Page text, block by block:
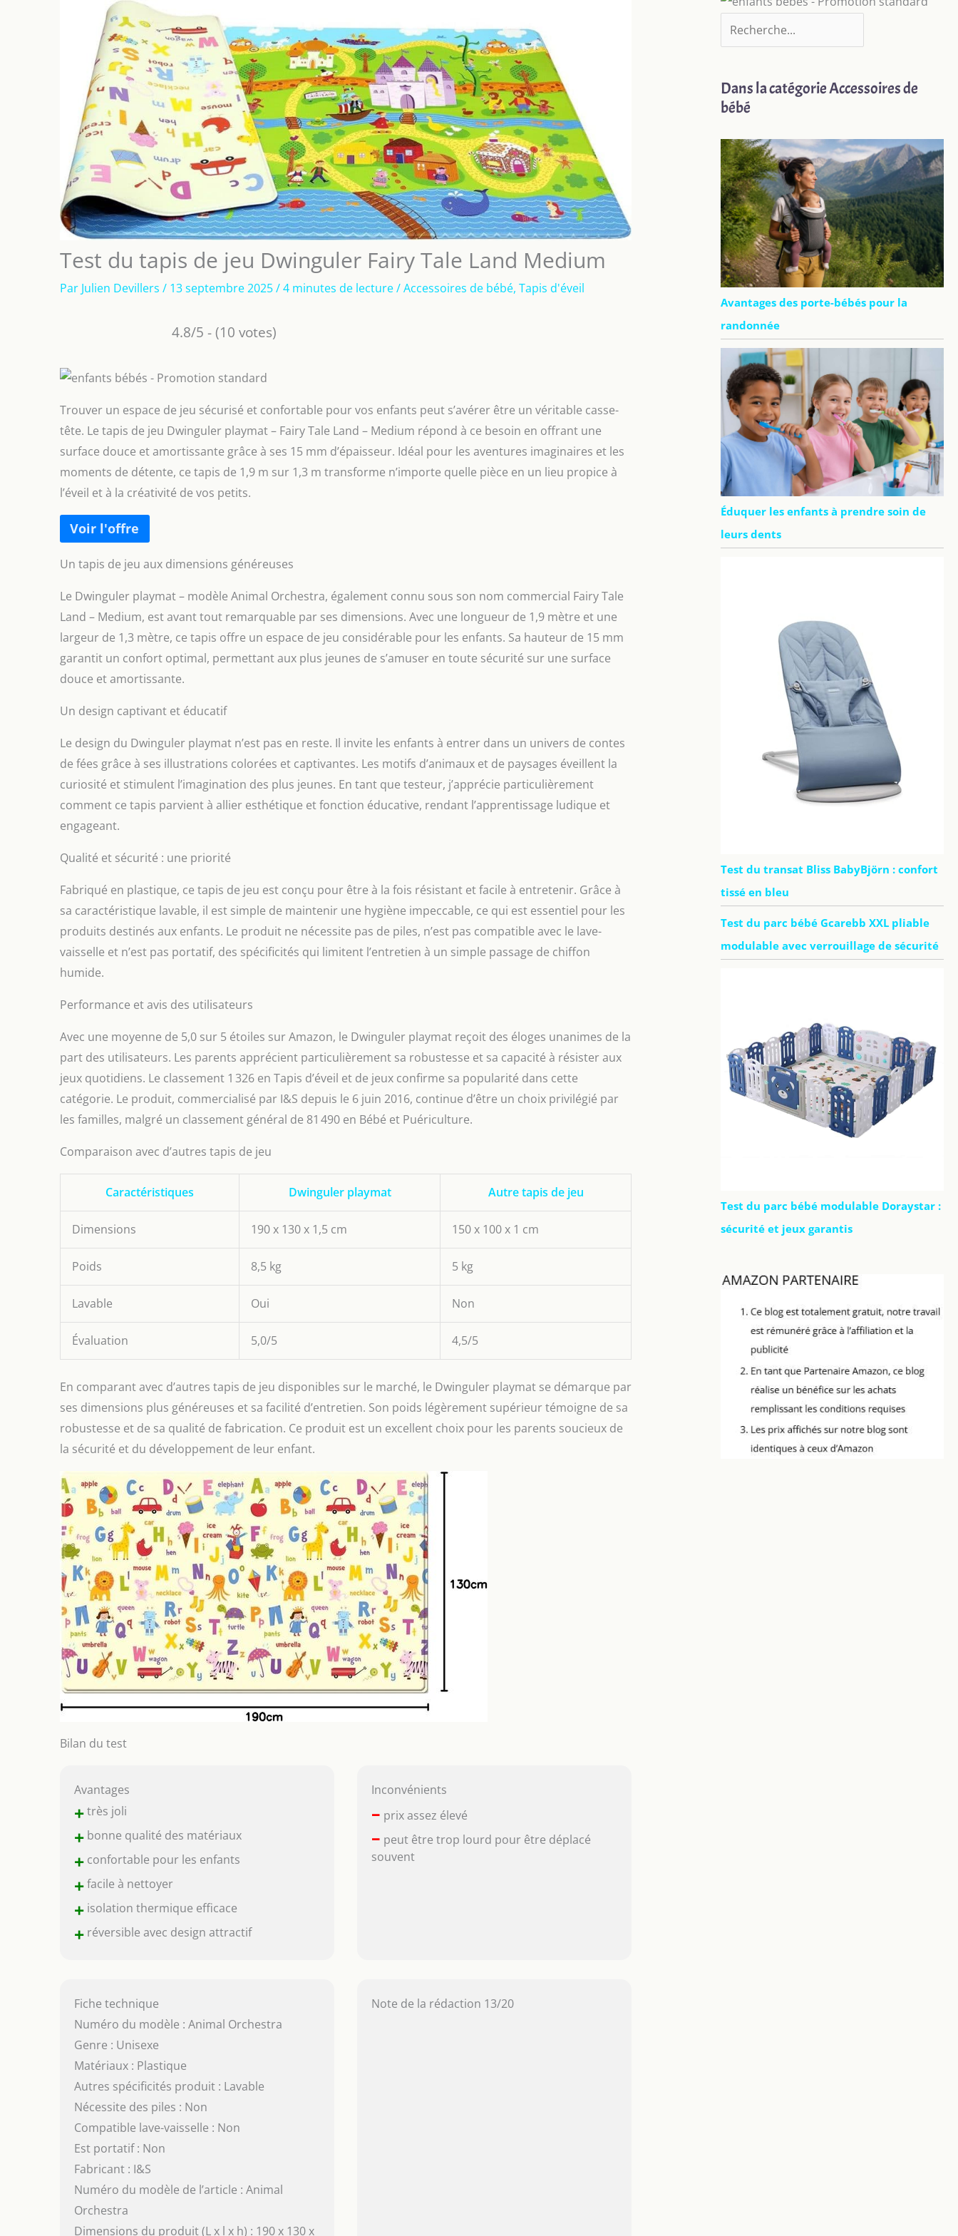
Test du tapis de jeu Dwinguler Fairy Tale Land Medium
Par Julien Devillers / 13 septembre 2025/4 minutes de lecture/Accessoires de bébé, Tapis d'éveil
4.8/5 - (10 votes)
Trouver un espace de jeu sécurisé et confortable pour vos enfants peut s’avérer être un véritable casse-
tête. Le tapis de jeu Dwinguler playmat – Fairy Tale Land – Medium répond à ce besoin en offrant une
surface douce et amortissante grâce à ses 15 mm d’épaisseur. Idéal pour les aventures imaginaires et les
moments de détente, ce tapis de 1,9 m sur 1,3 m transforme n’importe quelle pièce en un lieu propice à
l’éveil et à la créativité de vos petits.
Un tapis de jeu aux dimensions généreuses
Le Dwinguler playmat – modèle Animal Orchestra, également connu sous son nom commercial Fairy Tale
Land – Medium, est avant tout remarquable par ses dimensions. Avec une longueur de 1,9 mètre et une
largeur de 1,3 mètre, ce tapis offre un espace de jeu considérable pour les enfants. Sa hauteur de 15 mm
garantit un confort optimal, permettant aux plus jeunes de s’amuser en toute sécurité sur une surface
douce et amortissante.
Un design captivant et éducatif
Le design du Dwinguler playmat n’est pas en reste. Il invite les enfants à entrer dans un univers de contes
de fées grâce à ses illustrations colorées et captivantes. Les motifs d’animaux et de paysages éveillent la
curiosité et stimulent l’imagination des plus jeunes. En tant que testeur, j’apprécie particulièrement
comment ce tapis parvient à allier esthétique et fonction éducative, rendant l’apprentissage ludique et
engageant.
Qualité et sécurité : une priorité
Fabriqué en plastique, ce tapis de jeu est conçu pour être à la fois résistant et facile à entretenir. Grâce à
sa caractéristique lavable, il est simple de maintenir une hygiène impeccable, ce qui est essentiel pour les
produits destinés aux enfants. Le produit ne nécessite pas de piles, n’est pas compatible avec le lave-
vaisselle et n’est pas portatif, des spécificités qui limitent l’entretien à un simple passage de chiffon
humide.
Performance et avis des utilisateurs
Avec une moyenne de 5,0 sur 5 étoiles sur Amazon, le Dwinguler playmat reçoit des éloges unanimes de la
part des utilisateurs. Les parents apprécient particulièrement sa robustesse et sa capacité à résister aux
jeux quotidiens. Le classement 1 326 en Tapis d’éveil et de jeux confirme sa popularité dans cette
catégorie. Le produit, commercialisé par I&S depuis le 6 juin 2016, continue d’être un choix privilégié par
les familles, malgré un classement général de 81 490 en Bébé et Puériculture.
Comparaison avec d’autres tapis de jeu
Caractéristiques Dwinguler playmat Autre tapis de jeu
Dimensions 190 x 130 x 1,5 cm 150 x 100 x 1 cm
Poids 8,5 kg 5 kg
Lavable Oui Non
Évaluation 5,0/5 4,5/5
En comparant avec d’autres tapis de jeu disponibles sur le marché, le Dwinguler playmat se démarque par
ses dimensions plus généreuses et sa facilité d’entretien. Son poids légèrement supérieur témoigne de sa
robustesse et de sa qualité de fabrication. Ce produit est un excellent choix pour les parents soucieux de
la sécurité et du développement de leur enfant.
Bilan du test
Avantages
+très joli
+ bonne qualité des matériaux
+ confortable pour les enfants
+facile à nettoyer
+ isolation thermique efficace
+ réversible avec design attractif
Inconvénients
– prix assez élevé
– peut être trop lourd pour être déplacé
souvent
Fiche technique
Numéro du modèle : Animal Orchestra
Genre : Unisexe
Matériaux : Plastique
Autres spécificités produit : Lavable
Nécessite des piles : Non
Compatible lave-vaisselle : Non
Est portatif : Non
Fabricant : I&S
Numéro du modèle de l’article : Animal
Orchestra
Dimensions du produit (L x l x h) : 190 x 130 x
Note de la rédaction 13/20
Dans la catégorie Accessoires de
bébé
Avantages des porte-bébés pour la
randonnée
Éduquer les enfants à prendre soin de
leurs dents
Test du transat Bliss BabyBjörn : confort
tissé en bleu
Test du parc bébé Gcarebb XXL pliable
modulable avec verrouillage de sécurité
Test du parc bébé modulable Doraystar :
sécurité et jeux garantis